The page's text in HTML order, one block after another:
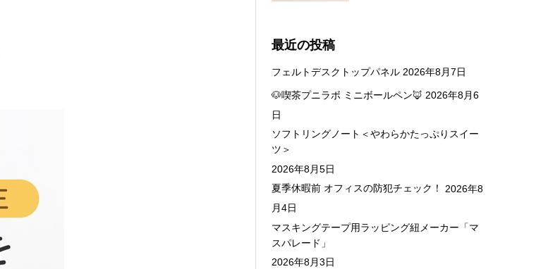
最近の投稿
フェルトデスクトップパネル 2026年8月7日
🐶喫茶プニラボ ミニボールペン🦊 2026年8月6
日
ソフトリングノート＜やわらかたっぷりスイー
ツ＞
2026年8月5日
夏季休暇前 オフィスの防犯チェック！
2026年8
月4日
マスキングテープ用ラッピング紐メーカー「マ
スパレード」
2026年8月3日